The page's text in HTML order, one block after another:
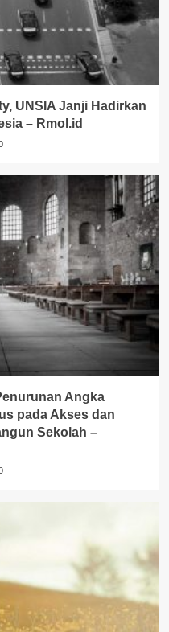
UNSIA Janji Hadirkan
– Rmol.id
Angka
pada Akses dan
Sekolah –